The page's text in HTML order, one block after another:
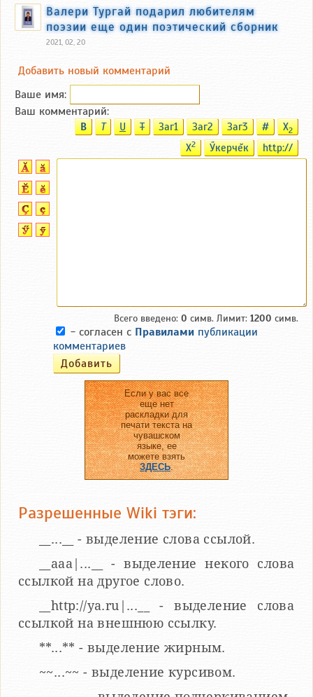
Валери Тургай подарил любителям
поэзии еще один поэтический сборник
2021, 02, 20
Добавить новый комментарий
Ваше имя:
Ваш комментарий:
B T U T Заг1 Заг2 Заг3 # X2
X2 Ӳкерчĕк http://
Всего введено: 0 симв. Лимит: 1200 симв.
- согласен с Правилами публикации
комментариев
Если у вас все
еще нет
раскладки для
печати текста на
чувашском
языке, ее
можете взять
ЗДЕСЬ.
Разрешенные Wiki тэги:
__...__ - выделение слова ссылой.
__aaa|...__ - выделение некого слова
ссылкой на другое слово.
__http://ya.ru|...__ - выделение слова
ссылкой на внешнюю ссылку.
**...** - выделение жирным.
~~...~~ - выделение курсивом.